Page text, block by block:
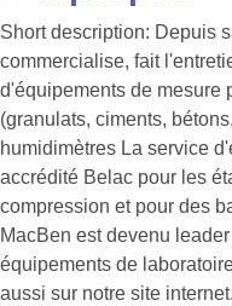
Short description: Depuis
commercialise, fait
d'équipements de mesure
(granulats, ciments,
humidimètres La service
accrédité Belac pour les
compression et pour des
MacBen est devenu
équipements de
aussi sur notre site